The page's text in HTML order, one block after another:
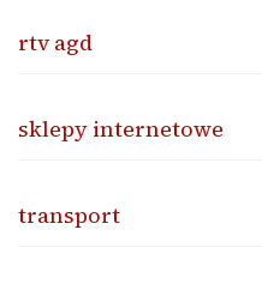
rtv agd
sklepy internetowe
transport